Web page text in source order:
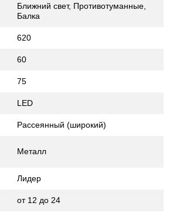
Ближний свет, Противотуманные,
Балка
620
60
75
LED
Рассеянный (широкий)
Металл
Лидер
от 12 до 24